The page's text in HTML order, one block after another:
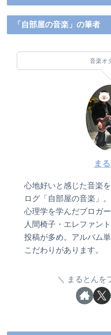
「自部屋の音楽」の筆者
音楽オ
ま
心地好いと感じた音楽
ログ「自部屋の音楽」
心理学を学んだブロガ
人間椅子・エレファン
投稿が多め。アルバム
こだわりがあります。
まるとんを